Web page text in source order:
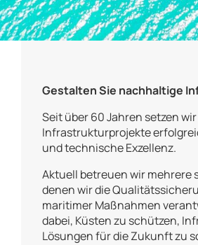
Gestalten Sie nachhaltige
Seit über 60 Jahren setzen
Infrastrukturprojekte
und technische Exzellenz.
Aktuell betreuen wir mehrere
denen wir die
maritimer Maßnahmen
dabei, Küsten zu schützen,
Lösungen für die Zukunft zu